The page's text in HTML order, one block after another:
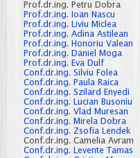
Prof.dr.ing. Petru Dobra
Prof.dr.ing. Ioan Nascu
Prof.dr.ing. Liviu Miclea
Prof.dr.ing. Adina Astilean
Prof.dr.ing. Honoriu Valean
Prof.dr.ing. Daniel Moga
Prof.dr.ing. Eva Dulf
Conf.dr.ing. Silviu Folea
Conf.dr.ing. Paula Raica
Conf.dr.ing. Szilard Enyedi
Conf.dr.ing. Lucian Busoniu
Conf.dr.ing. Vlad Muresan
Conf.dr.ing. Mirela Dobra
Conf.dr.ing. Zsofia Lendek
Conf.dr.ing. Camelia Avram
Conf.dr.ing. Levente Tamas